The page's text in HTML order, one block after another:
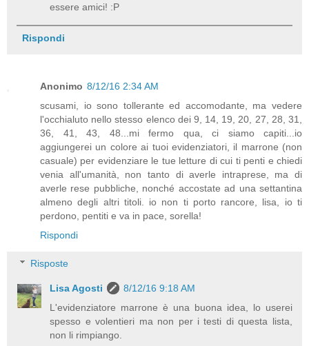
essere amici! :P
Rispondi
Anonimo 8/12/16 2:34 AM
scusami, io sono tollerante ed accomodante, ma vedere
l'occhialuto nello stesso elenco dei 9, 14, 19, 20, 27, 28, 31,
36, 41, 43, 48...mi fermo qua, ci siamo capiti...io
aggiungerei un colore ai tuoi evidenziatori, il marrone (non
casuale) per evidenziare le tue letture di cui ti penti e chiedi
venia all'umanità, non tanto di averle intraprese, ma di
averle rese pubbliche, nonché accostate ad una settantina
almeno degli altri titoli. io non ti porto rancore, lisa, io ti
perdono, pentiti e va in pace, sorella!
Rispondi
Risposte
Lisa Agosti
8/12/16 9:18 AM
L'evidenziatore marrone è una buona idea, lo userei
spesso e volentieri ma non per i testi di questa lista,
non li rimpiango.